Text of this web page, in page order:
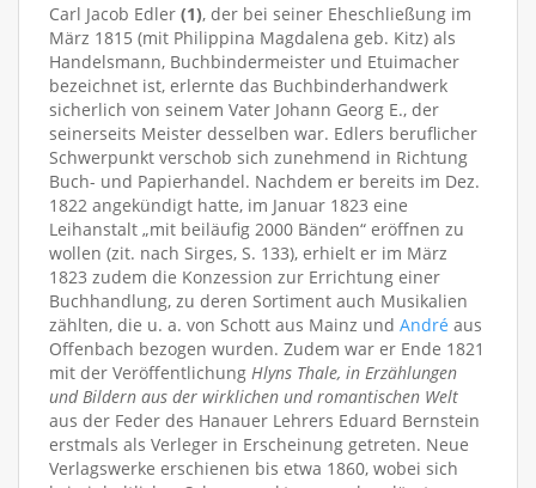
Carl Jacob Edler (1), der bei seiner Eheschließung im
März 1815 (mit Philippina Magdalena geb. Kitz) als
Handelsmann, Buchbindermeister und Etuimacher
bezeichnet ist, erlernte das Buchbinderhandwerk
sicherlich von seinem Vater Johann Georg E., der
seinerseits Meister desselben war. Edlers beruflicher
Schwerpunkt verschob sich zunehmend in Richtung
Buch- und Papierhandel. Nachdem er bereits im Dez.
1822 angekündigt hatte, im Januar 1823 eine
Leihanstalt „mit beiläufig 2000 Bänden“ eröffnen zu
wollen (zit. nach Sirges, S. 133), erhielt er im März
1823 zudem die Konzession zur Errichtung einer
Buchhandlung, zu deren Sortiment auch Musikalien
zählten, die u. a. von Schott aus Mainz und André aus
Offenbach bezogen wurden. Zudem war er Ende 1821
mit der Veröffentlichung Hlyns Thale, in Erzählungen
und Bildern aus der wirklichen und romantischen Welt
aus der Feder des Hanauer Lehrers Eduard Bernstein
erstmals als Verleger in Erscheinung getreten. Neue
Verlagswerke erschienen bis etwa 1860, wobei sich